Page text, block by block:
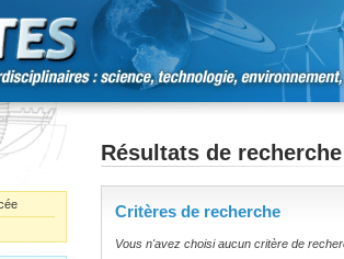
Résultats de recherche
Critères de recherche
Vous n'avez choisi aucun critère de